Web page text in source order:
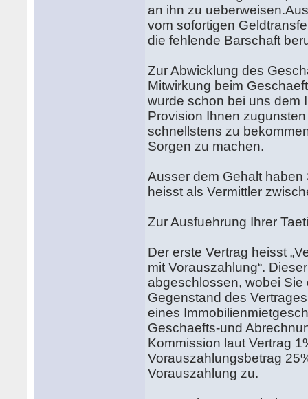
an ihn zu
vom sofortigen
die fehlende Barschaft
Zur Abwicklung des
Mitwirkung beim
wurde schon bei uns dem
Provision Ihnen
schnellstens zu
Sorgen zu machen.
Ausser dem Gehalt
heisst als Vermittler
Zur Ausfuehrung Ihrer
Der erste Vertrag heisst
mit Vorauszahlung“.
abgeschlossen, wobei
Gegenstand des
eines
Geschaefts-und
Kommission laut Vertrag
Vorauszahlungsbetrag
Vorauszahlung zu.